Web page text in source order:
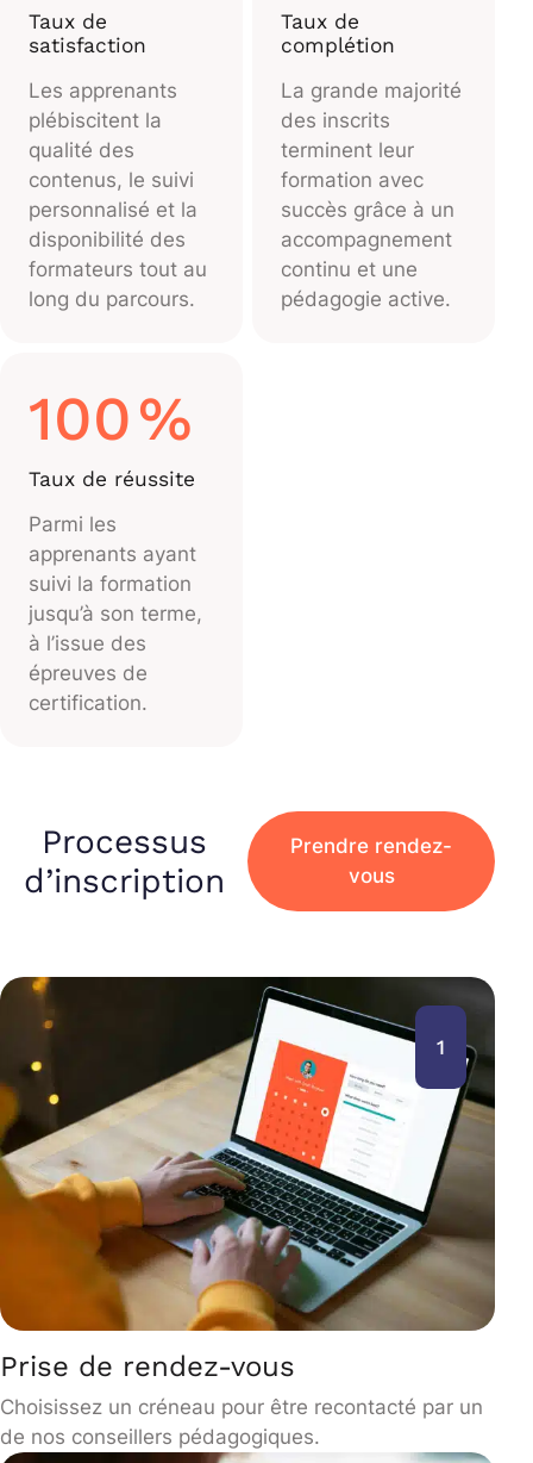
Taux de
satisfaction
Les apprenants
plébiscitent la
qualité des
contenus, le suivi
personnalisé et la
disponibilité des
formateurs tout au
long du parcours.
Taux de
complétion
La grande majorité
des inscrits
terminent leur
formation avec
succès grâce à un
accompagnement
continu et une
pédagogie active.
100%
Taux de réussite
Parmi les
apprenants ayant
suivi la formation
jusqu’à son terme,
à l’issue des
épreuves de
certification.
Processus
d’inscription
Prendre rendez-
vous
1
Prise de rendez-vous
Choisissez un créneau pour être recontacté par un
de nos conseillers pédagogiques.